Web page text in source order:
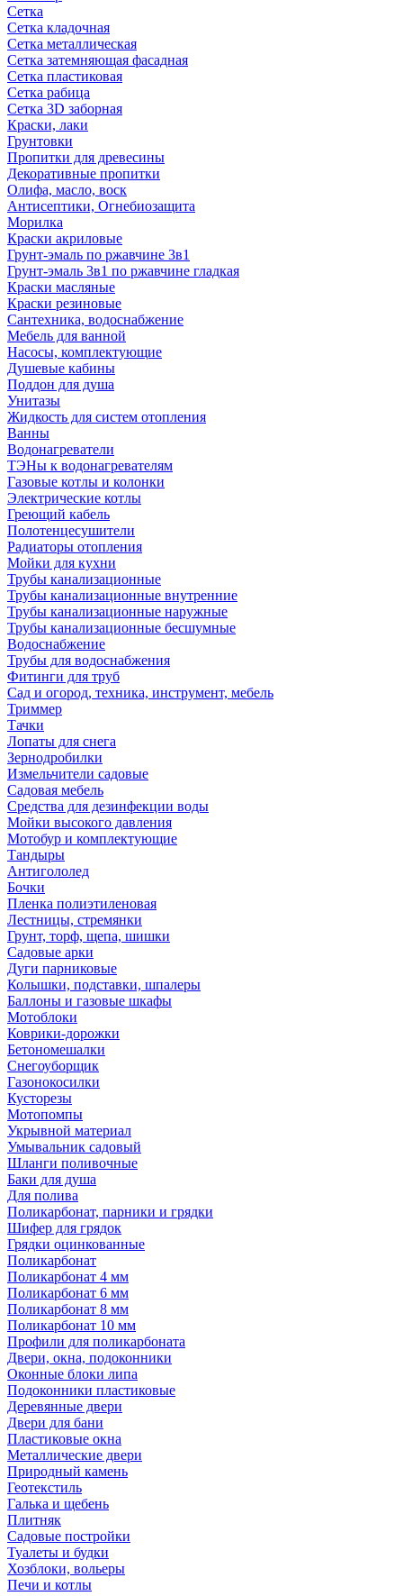
Сетка
Сетка кладочная
Сетка металлическая
Сетка затемняющая фасадная
Сетка пластиковая
Сетка рабица
Сетка 3D заборная
Краски, лаки
Грунтовки
Пропитки для древесины
Декоративные пропитки
Олифа, масло, воск
Антисептики, Огнебиозащита
Морилка
Краски акриловые
Грунт-эмаль по ржавчине 3в1
Грунт-эмаль 3в1 по ржавчине гладкая
Краски масляные
Краски резиновые
Сантехника, водоснабжение
Мебель для ванной
Насосы, комплектующие
Душевые кабины
Поддон для душа
Унитазы
Жидкость для систем отопления
Ванны
Водонагреватели
ТЭНы к водонагревателям
Газовые котлы и колонки
Электрические котлы
Греющий кабель
Полотенцесушители
Радиаторы отопления
Мойки для кухни
Трубы канализационные
Трубы канализационные внутренние
Трубы канализационные наружные
Трубы канализационные бесшумные
Водоснабжение
Трубы для водоснабжения
Фитинги для труб
Сад и огород, техника, инструмент, мебель
Триммер
Тачки
Лопаты для снега
Зернодробилки
Измельчители садовые
Садовая мебель
Средства для дезинфекции воды
Мойки высокого давления
Мотобур и комплектующие
Тандыры
Антигололед
Бочки
Пленка полиэтиленовая
Лестницы, стремянки
Грунт, торф, щепа, шишки
Садовые арки
Дуги парниковые
Колышки, подставки, шпалеры
Баллоны и газовые шкафы
Мотоблоки
Коврики-дорожки
Бетономешалки
Снегоуборщик
Газонокосилки
Кусторезы
Мотопомпы
Укрывной материал
Умывальник садовый
Шланги поливочные
Баки для душа
Для полива
Поликарбонат, парники и грядки
Шифер для грядок
Грядки оцинкованные
Поликарбонат
Поликарбонат 4 мм
Поликарбонат 6 мм
Поликарбонат 8 мм
Поликарбонат 10 мм
Профили для поликарбоната
Двери, окна, подоконники
Оконные блоки липа
Подоконники пластиковые
Деревянные двери
Двери для бани
Пластиковые окна
Металлические двери
Природный камень
Геотекстиль
Галька и щебень
Плитняк
Садовые постройки
Туалеты и будки
Хозблоки, вольеры
Печи и котлы